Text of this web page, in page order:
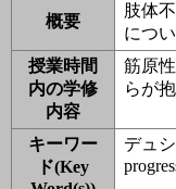
概要
肢体
につ
授業時間
内の学修
内容
筋原
らが
キーワー
ド(Key
デュ